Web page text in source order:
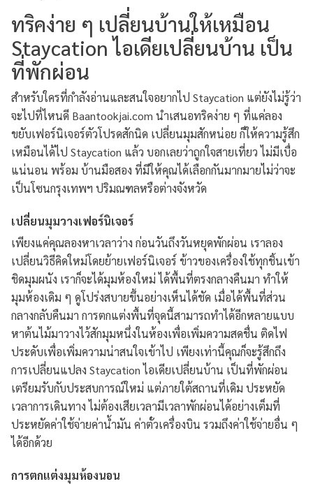
ทริคง่าย ๆ เปลี่ยนบ้านให้เหมือน
Staycation ไอเดียเปลี่ยนบ้าน เป็น
ที่พักผ่อน
สำหรับใครที่กำลังอ่านและสนใจอยากไป Staycation แต่ยังไม่รู้ว่า
จะไปที่ไหนดี Baantookjai.com นำเสนอทริคง่าย ๆ ที่แค่ลอง
ขยับเฟอร์นิเจอร์ตัวโปรดสักนิด เปลี่ยนมุมสักหน่อย ก็ให้ความรู้สึก
เหมือนได้ไป Staycation แล้ว บอกเลยว่าถูกใจสายเที่ยว ไม่มีเบื่อ
แน่นอน พร้อม บ้านมือสอง ที่มีให้คุณได้เลือกกันมากมายไม่ว่าจะ
เป็นโซนกรุงเทพฯ ปริมณฑลหรือต่างจังหวัด
เปลี่ยนมุมวางเฟอร์นิเจอร์
เพียงแค่คุณลองหาเวลาว่าง ก่อนวันถึงวันหยุดพักผ่อน เราลอง
เปลี่ยนวิธีคิดใหม่โดยย้ายเฟอร์นิเจอร์ ข้าวของเครื่องใช้ทุกชิ้นเข้า
ชิดมุมผนัง เราก็จะได้มุมห้องใหม่ ได้พื้นที่ตรงกลางคืนมา ทำให้
มุมห้องเดิม ๆ ดูโปร่งสบายขึ้นอย่างเห็นได้ชัด เมื่อได้พื้นที่ส่วน
กลางกลับคืนมา การตกแต่งพื้นที่จุดนี้สามารถทำได้อีกหลายแบบ
หาต้นไม้มาวางไว้สักมุมหนึ่งในห้องเพื่อเพิ่มความสดชื่น ติดไฟ
ประดับเพื่อเพิ่มความน่าสนใจเข้าไป เพียงเท่านี้คุณก็จะรู้สึกถึง
การเปลี่ยนแปลง Staycation ไอเดียเปลี่ยนบ้าน เป็นที่พักผ่อน
เตรียมรับกับประสบการณ์ใหม่ แต่ภายใต้สถานที่เดิม ประหยัด
เวลาการเดินทาง ไม่ต้องเสียเวลามีเวลาพักผ่อนได้อย่างเต็มที่
ประหยัดค่าใช้จ่ายค่าน้ำมัน ค่าตั๋วเครื่องบิน รวมถึงค่าใช้จ่ายอื่น ๆ
ได้อีกด้วย
การตกแต่งมุมห้องนอน